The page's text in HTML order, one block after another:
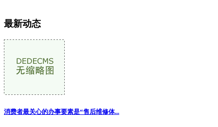
最新动态
消费者最关心的办事要素是“售后维修体...